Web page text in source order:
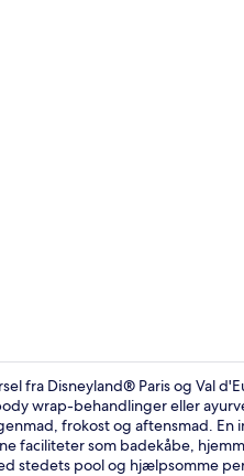
fra Disneyland® Paris og Val
wrap-behandlinger eller
frokost og aftensmad. En
faciliteter som badekåbe,
stedets pool og hjælpsomme